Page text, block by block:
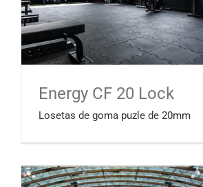
Energy CF 20 Lock
Losetas de goma puzle de 20mm